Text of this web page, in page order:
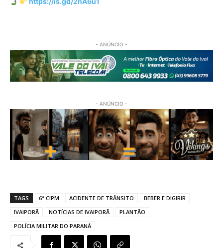
- ANÚNCIO -
- ANÚNCIO -
TAGS 6ª CIPM ACIDENTE DE TRÂNSITO
BEBER E DIGIRIR
IVAIPORÃ
NOTÍCIAS DE IVAIPORÃ
PLANTÃO
POLÍCIA MILITAR DO PARANÁ